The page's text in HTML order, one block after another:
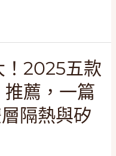
！2025五款
推薦，一篇
隔熱與矽